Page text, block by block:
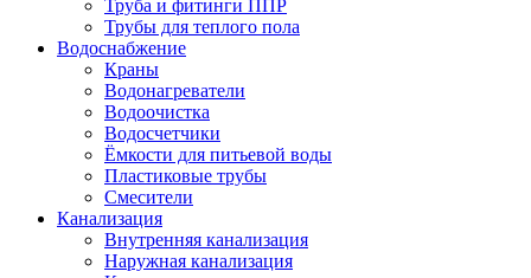
Труба и фитинги ППР
Трубы для теплого пола
Водоснабжение
Краны
Водонагреватели
Водоочистка
Водосчетчики
Ёмкости для питьевой воды
Пластиковые трубы
Смесители
Канализация
Внутренняя канализация
Наружная канализация